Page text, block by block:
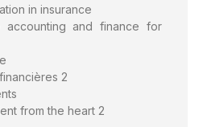
in insurance
accounting and finance for
2
from the heart 2